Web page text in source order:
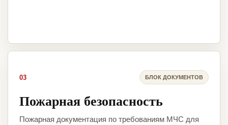
03 БЛОК ДОКУМЕНТОВ
Пожарная безопасность
Пожарная документация по требованиям МЧС для